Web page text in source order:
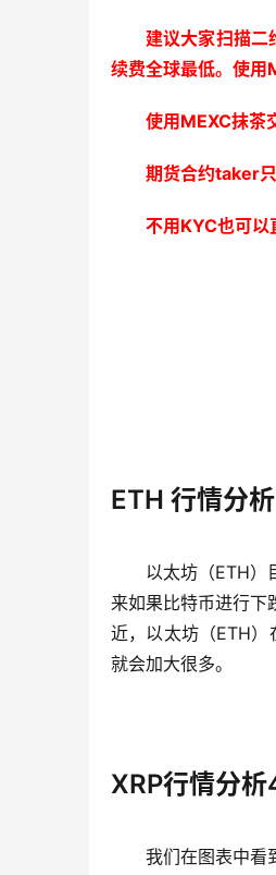
建议大家扫描二
续费全球最低。使用
使用MEXC抹茶
期货合约taker
不用KYC也可以
ETH 行情分析
以太坊（ETH）
来如果比特币进行下
近，以太坊（ETH
就会加大很多。
XRP行情分
我们在图表中看